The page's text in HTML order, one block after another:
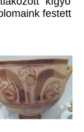
festett